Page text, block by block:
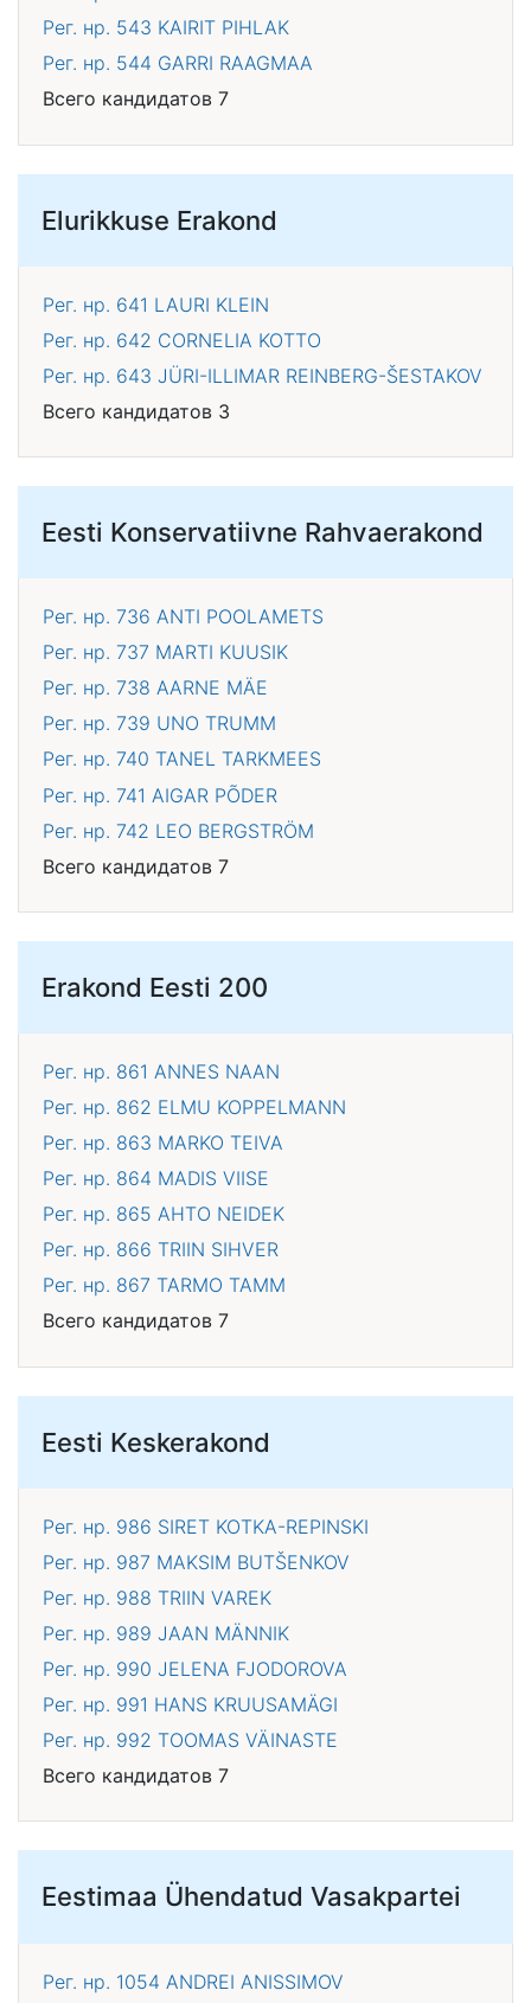
Рег. нр. 543 KAIRIT PIHLAK
Рег. нр. 544 GARRI RAAGMAA
Всего кандидатов 7
Elurikkuse Erakond
Рег. нр. 641 LAURI KLEIN
Рег. нр. 642 CORNELIA KOTTO
Рег. нр. 643 JÜRI-ILLIMAR REINBERG-ŠESTAKOV
Всего кандидатов 3
Eesti Konservatiivne Rahvaerakond
Рег. нр. 736 ANTI POOLAMETS
Рег. нр. 737 MARTI KUUSIK
Рег. нр. 738 AARNE MÄE
Рег. нр. 739 UNO TRUMM
Рег. нр. 740 TANEL TARKMEES
Рег. нр. 741 AIGAR PÕDER
Рег. нр. 742 LEO BERGSTRÖM
Всего кандидатов 7
Erakond Eesti 200
Рег. нр. 861 ANNES NAAN
Рег. нр. 862 ELMU KOPPELMANN
Рег. нр. 863 MARKO TEIVA
Рег. нр. 864 MADIS VIISE
Рег. нр. 865 AHTO NEIDEK
Рег. нр. 866 TRIIN SIHVER
Рег. нр. 867 TARMO TAMM
Всего кандидатов 7
Eesti Keskerakond
Рег. нр. 986 SIRET KOTKA-REPINSKI
Рег. нр. 987 MAKSIM BUTŠENKOV
Рег. нр. 988 TRIIN VAREK
Рег. нр. 989 JAAN MÄNNIK
Рег. нр. 990 JELENA FJODOROVA
Рег. нр. 991 HANS KRUUSAMÄGI
Рег. нр. 992 TOOMAS VÄINASTE
Всего кандидатов 7
Eestimaa Ühendatud Vasakpartei
Рег. нр. 1054 ANDREI ANISSIMOV